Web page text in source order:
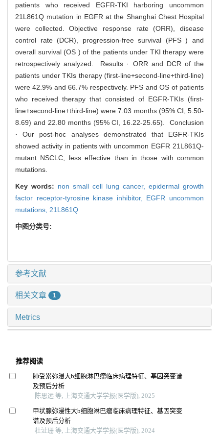
patients who received EGFR-TKI harboring uncommon
21L861Q mutation in EGFR at the Shanghai Chest Hospital
were collected. Objective response rate (ORR), disease
control rate (DCR), progression-free survival (PFS ) and
overall survival (OS ) of the patients under TKI therapy were
retrospectively analyzed. Results · ORR and DCR of the
patients under TKIs therapy (first-line+second-line+third-line)
were 42.9% and 66.7% respectively. PFS and OS of patients
who received therapy that consisted of EGFR-TKIs (first-
line+second-line+third-line) were 7.03 months (95% CI, 5.50-
8.69) and 22.80 months (95% CI, 16.22-25.65). Conclusion
· Our post-hoc analyses demonstrated that EGFR-TKIs
showed activity in patients with uncommon EGFR 21L861Q-
mutant NSCLC, less effective than in those with common
mutations.
Key words: non small cell lung cancer, epidermal growth
factor receptor-tyrosine kinase inhibitor, EGFR uncommon
mutations, 21L861Q
中图分类号:
参考文献
相关文章 1
Metrics
推荐阅读
肺受累弥漫大b细胞淋巴瘤临床病理特征、基因突变谱
及预后分析
陈思远 等, 上海交通大学学报(医学版), 2025
甲状腺弥漫性大b细胞淋巴瘤临床病理特征、基因突变
谱及预后分析
杜沚珊 等, 上海交通大学学报(医学版), 2024